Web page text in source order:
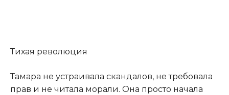
Тихая революция
Тамара не устраивала скандалов, не требовала
прав и не читала морали. Она просто начала